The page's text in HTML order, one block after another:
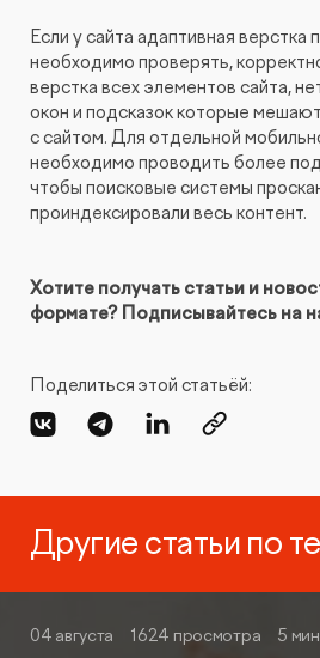
Если у сайта адаптивная верстка
необходимо проверять,
верстка всех элементов сайта,
окон и подсказок которые
с сайтом. Для отдельной
необходимо проводить более
чтобы поисковые системы
проиндексировали весь контент.
Хотите получать статьи и
формате? Подписывайтесь на
Поделиться этой статьёй:
Другие статьи по
04 августа 1624 просмотра 5 мин